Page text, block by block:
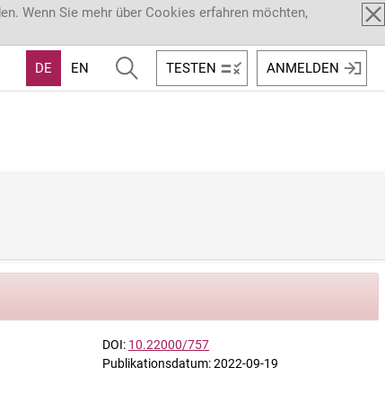
Wenn Sie mehr über Cookies erfahren möchten,
DE EN TESTEN ANMELDEN
DOI: 10.22000/757
Publikationsdatum: 2022-09-19